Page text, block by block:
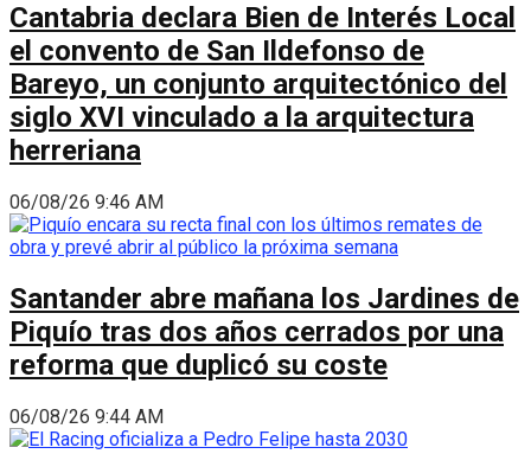
Cantabria declara Bien de Interés Local
el convento de San Ildefonso de
Bareyo, un conjunto arquitectónico del
siglo XVI vinculado a la arquitectura
herreriana
06/08/26 9:46 AM
Santander abre mañana los Jardines de
Piquío tras dos años cerrados por una
reforma que duplicó su coste
06/08/26 9:44 AM